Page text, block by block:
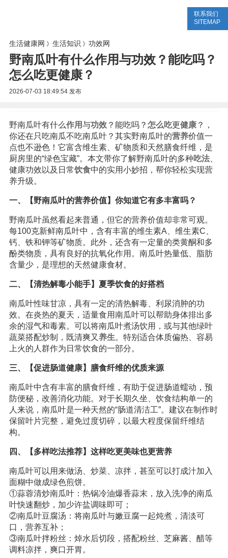
联系我们
SITEMAP
生活健康网 》 生活知识 》 功效网
野南瓜叶有什么作用与功效？能吃吗？
怎么吃更健康？
2026-07-03 18:49:54发布
野南瓜叶有什么作用与功效？能吃吗？ 怎么吃更健康？，
你还在只吃南瓜不吃南瓜叶？其实野南瓜叶的营养价值一
点也不逊色！它富含维生素、矿物质和天然膳食纤维，是
厨房里的“绿色宝藏”。本文带你了解野南瓜叶的多种吃法、
健康功效以及日常饮食中的实用小妙招，帮你轻松实现营
养升级。
一、【野南瓜叶的营养价值】你知道它有多丰富吗？
野南瓜叶虽然看起来普通，但它的营养价值却非常可观。
每100克新鲜南瓜叶中，含有丰富的维生素A、维生素C、
钙、铁和钾等矿物质。此外，还含有一定量的类黄酮和多
酚类物质，具有良好的抗氧化作用。南瓜叶热量低、脂肪
含量少，是理想的天然健康食材。
二、【清热解毒小能手】夏季饮食的好搭档
南瓜叶性味甘凉，具有一定的清热解毒、利尿消肿的功
效。在炎热的夏天，适量食用南瓜叶可以帮助身体排出多
余的湿气和毒素。可以将南瓜叶煮汤饮用，或与其他绿叶
蔬菜搭配炒制，既清爽又 养生。特别适合体质偏热、容易
上火的人群作为日常饮食的一部分。
三、【促进肠道健康】膳食纤维的优质来源
南瓜叶中含有丰富的膳食纤维，有助于促进肠道蠕动，预
防便秘，改善消化功能。对于长期久坐、饮食结构单一的
人来说，南瓜叶是一种天然的“肠道清洁工”。建议在制作时
保留叶片完整，避免过度切碎，以最大程度保留纤维结
构。
四、【多样吃法推荐】这样吃更美味也更营养
南瓜叶可以用来做汤、炒菜、凉拌，甚至可以打成汁加入
面糊中做成绿色煎饼。
①蒜蓉清炒南瓜叶：热锅冷油爆香蒜末，放入洗净的南瓜
叶快速翻炒，加少许盐调味即可；
②南瓜叶豆腐汤：将南瓜叶与嫩豆腐一起炖煮，清淡可
口，营养互补；
③南瓜叶拌粉丝：焯水后切段，搭配粉丝、芝麻酱、醋等
调料凉拌，爽口开胃。